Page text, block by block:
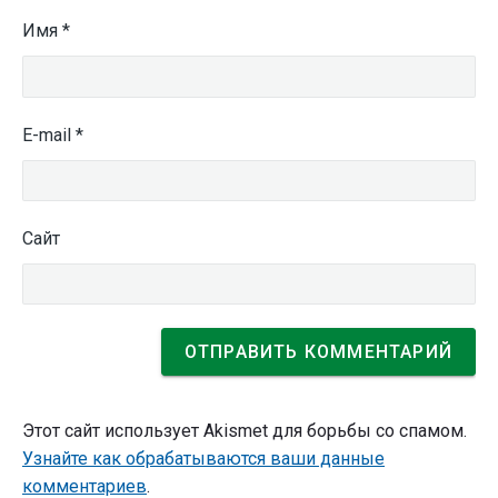
Имя *
E-mail *
Сайт
Этот сайт использует Akismet для борьбы со спамом.
Узнайте как обрабатываются ваши данные
комментариев.